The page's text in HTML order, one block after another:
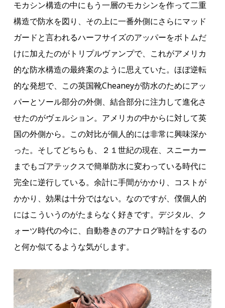
モカシン構造の中にもう一層のモカシンを作って二重
構造で防水を図り、その上に一番外側にさらにマッド
ガードと言われるハーフサイズのアッパーをボトムだ
けに加えたのがトリプルヴァンプで、これがアメリカ
的な防水構造の最終案のように思えていた。ほぼ逆転
的な発想で、この英国靴Cheaneyが防水のためにアッ
パーとソール部分の外側、結合部分に注力して進化さ
せたのがヴェルション。アメリカの中からに対して英
国の外側から。この対比が個人的には非常に興味深か
った。そしてどちらも、２１世紀の現在、スニーカー
までもゴアテックスで簡単防水に変わっている時代に
完全に逆行している。余計に手間がかかり、コストが
かかり、効果は十分ではない。なのですが、僕個人的
にはこういうのがたまらなく好きです。デジタル、ク
ォーツ時代の今に、自動巻きのアナログ時計をするの
と何か似てるような気がします。